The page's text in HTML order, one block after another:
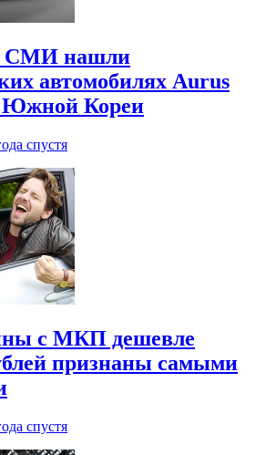
СМИ нашли
автомобилях Aurus
Южной Кореи
спустя
с МКП дешевле
признаны самыми
спустя